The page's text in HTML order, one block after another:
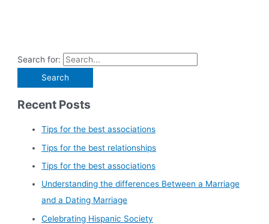
Search for:
Recent Posts
Tips for the best associations
Tips for the best relationships
Tips for the best associations
Understanding the differences Between a Marriage
and a Dating Marriage
Celebrating Hispanic Society